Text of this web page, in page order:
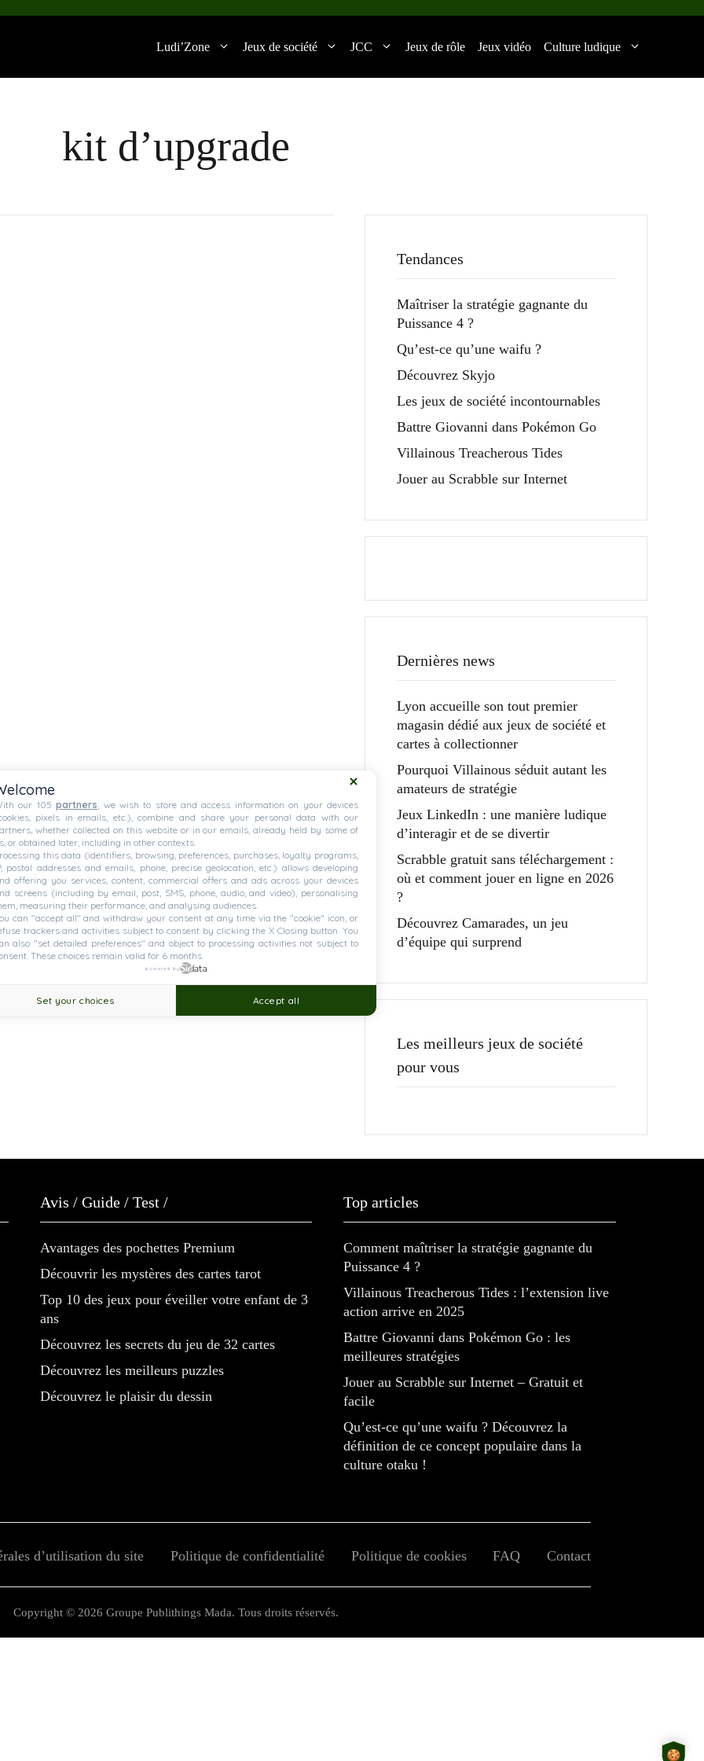
Ludi’Zone Jeux de société JCC Jeux de rôle Jeux vidéo Culture ludique
kit d’upgrade
Tendances
Maîtriser la stratégie gagnante du
Puissance 4 ?
Qu’est-ce qu’une waifu ?
Découvrez Skyjo
Les jeux de société incontournables
Battre Giovanni dans Pokémon Go
Villainous Treacherous Tides
Jouer au Scrabble sur Internet
Dernières news
Lyon accueille son tout premier
magasin dédié aux jeux de société et
cartes à collectionner
Pourquoi Villainous séduit autant les
amateurs de stratégie
Jeux LinkedIn : une manière ludique
d’interagir et de se divertir
Scrabble gratuit sans téléchargement :
où et comment jouer en ligne en 2026
?
Découvrez Camarades, un jeu
d’équipe qui surprend
Les meilleurs jeux de société
pour vous
Avis / Guide / Test /
Avantages des pochettes Premium
Découvrir les mystères des cartes tarot
Top 10 des jeux pour éveiller votre enfant de 3
ans
Découvrez les secrets du jeu de 32 cartes
Découvrez les meilleurs puzzles
Découvrez le plaisir du dessin
Top articles
Comment maîtriser la stratégie gagnante du
Puissance 4 ?
Villainous Treacherous Tides : l’extension live
action arrive en 2025
Battre Giovanni dans Pokémon Go : les
meilleures stratégies
Jouer au Scrabble sur Internet – Gratuit et
facile
Qu’est-ce qu’une waifu ? Découvrez la
définition de ce concept populaire dans la
culture otaku !
d’utilisation du site Politique de confidentialité Politique de cookies FAQ Contact
Copyright © 2026 Groupe Publithings Mada. Tous droits réservés.
our 105partners, we wish to store and access information on your devices
pixels in emails, etc.), combine and share your personal data with our
whether collected on this website or in our emails, already held by some of
or obtained later, including in other contexts.
this data (identifiers, browsing, preferences, purchases, loyalty programs,
postal addresses and emails, phone, precise geolocation, etc.) allows developing
offering you services, content, commercial offers and ads across your devices
screens (including by email, post, SMS, phone, audio, and video), personalising
measuring their performance, and analysing audiences.
can "accept all" and withdraw your consent at any time via the "cookie" icon, or
trackers and activities subject to consent by clicking the X Closing button. You
also "set detailed preferences" and object to processing activities not subject to
These choices remain valid for 6 months.
powered by
Set your choices Accept all